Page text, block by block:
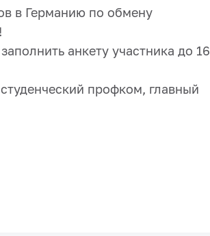
в Германию по обмену
анкету участника до 16
профком, главный